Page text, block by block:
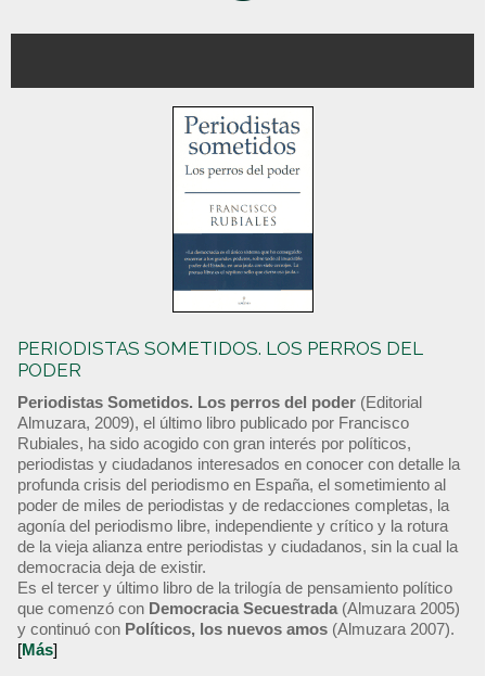
PERIODISTAS SOMETIDOS. LOS PERROS DEL
PODER
Periodistas Sometidos. Los perros del poder (Editorial
Almuzara, 2009), el último libro publicado por Francisco
Rubiales, ha sido acogido con gran interés por políticos,
periodistas y ciudadanos interesados en conocer con detalle la
profunda crisis del periodismo en España, el sometimiento al
poder de miles de periodistas y de redacciones completas, la
agonía del periodismo libre, independiente y crítico y la rotura
de la vieja alianza entre periodistas y ciudadanos, sin la cual la
democracia deja de existir.
Es el tercer y último libro de la trilogía de pensamiento político
que comenzó con Democracia Secuestrada (Almuzara 2005)
y continuó con Políticos, los nuevos amos (Almuzara 2007).
[Más]